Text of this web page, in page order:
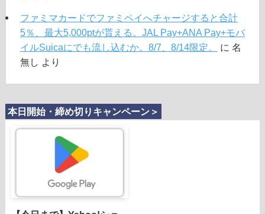
ファミマカードでファミペイへチャージすると合計
5％、最大5,000ptが貰える。JAL Pay+ANA Pay+モバ
イルSuicaにでも流し込むか。8/7、8/14限定。
に 名
無し より
本日開始・締め切りキャンペーン＞